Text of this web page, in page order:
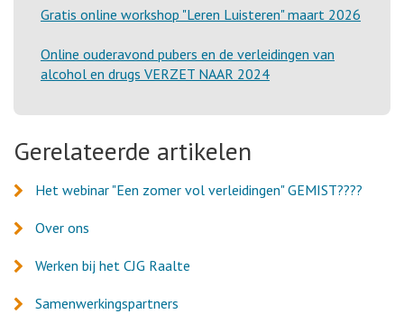
Gratis online workshop "Leren Luisteren" maart 2026
Online ouderavond pubers en de verleidingen van
alcohol en drugs VERZET NAAR 2024
Gerelateerde artikelen
Het webinar "Een zomer vol verleidingen" GEMIST????
Over ons
Werken bij het CJG Raalte
Samenwerkingspartners